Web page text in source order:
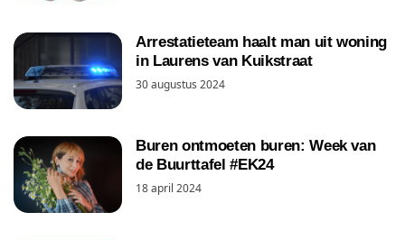
Arrestatieteam haalt man uit woning
in Laurens van Kuikstraat
30 augustus 2024
Buren ontmoeten buren: Week van
de Buurttafel #EK24
18 april 2024